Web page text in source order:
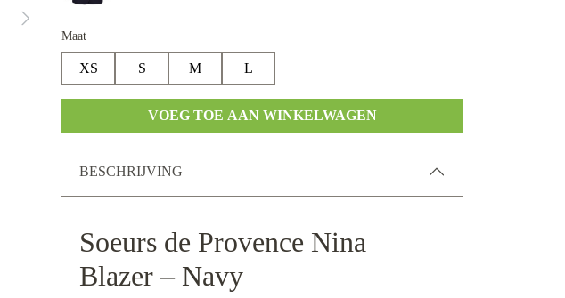
Maat
XS S M L
VOEG TOE AAN WINKELWAGEN
BESCHRIJVING
Soeurs de Provence Nina
Blazer – Navy